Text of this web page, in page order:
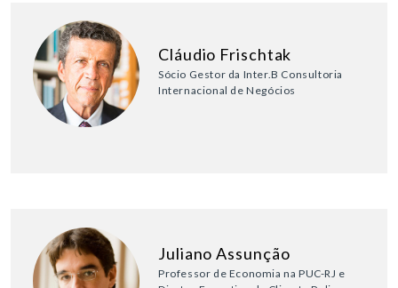
Cláudio Frischtak
Sócio Gestor da Inter.B Consultoria
Internacional de Negócios
Juliano Assunção
Professor de Economia na PUC-RJ e